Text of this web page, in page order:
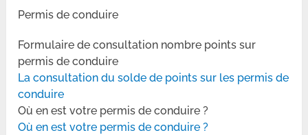
Permis de conduire
Formulaire de consultation nombre points sur
permis de conduire
La consultation du solde de points sur les permis de
conduire
Où en est votre permis de conduire ?
Où en est votre permis de conduire ?